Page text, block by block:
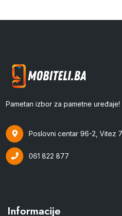
Pametan izbor za pametne uređaje!
Poslovni centar 96-2, Vitez
061 822 877
Informacije